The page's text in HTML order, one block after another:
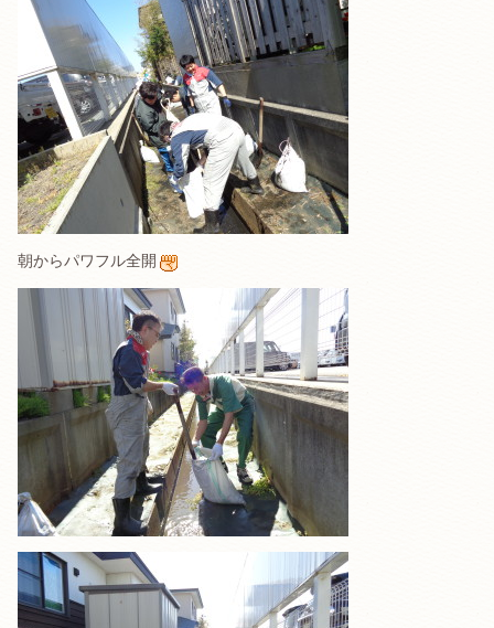
朝からパワフル全開